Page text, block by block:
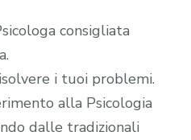
consigliata
i tuoi problemi.
alla Psicologia
dalle tradizionali